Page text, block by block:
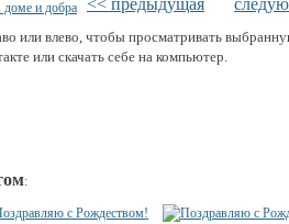
<< предыдущая
или влево, чтобы просматривать
или скачать себе на компьютер.
: